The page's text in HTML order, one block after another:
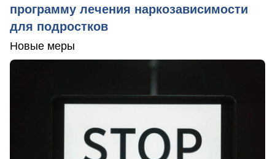
программу лечения наркозависимости
для подростков
Новые меры